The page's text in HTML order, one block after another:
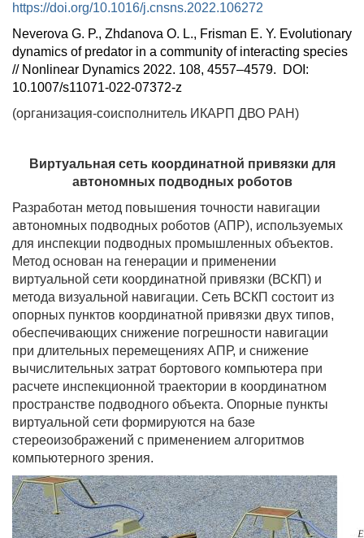
https://doi.org/10.1016/j.cnsns.2022.106272
Neverova G. P., Zhdanova O. L., Frisman E. Y. Evolutionary
dynamics of predator in a community of interacting species
// Nonlinear Dynamics 2022. 108, 4557–4579.
DOI:
10.1007/s11071-022-07372-z
(организация-соисполнитель ИКАРП ДВО РАН)
Виртуальная сеть координатной привязки для
автономных подводных роботов
Разработан метод повышения точности навигации
автономных подводных роботов (АПР), используемых
для инспекции подводных промышленных объектов.
Метод основан на генерации и применении
виртуальной сети координатной привязки (ВСКП) и
метода визуальной навигации. Сеть ВСКП состоит из
опорных пунктов координатной привязки двух типов,
обеспечивающих снижение погрешности навигации
при длительных перемещениях АПР, и снижение
вычислительных затрат бортового компьютера при
расчете инспекционной траектории в координатном
пространстве подводного объекта. Опорные пункты
виртуальной сети формируются на базе
стереоизображений с применением алгоритмов
компьютерного зрения.